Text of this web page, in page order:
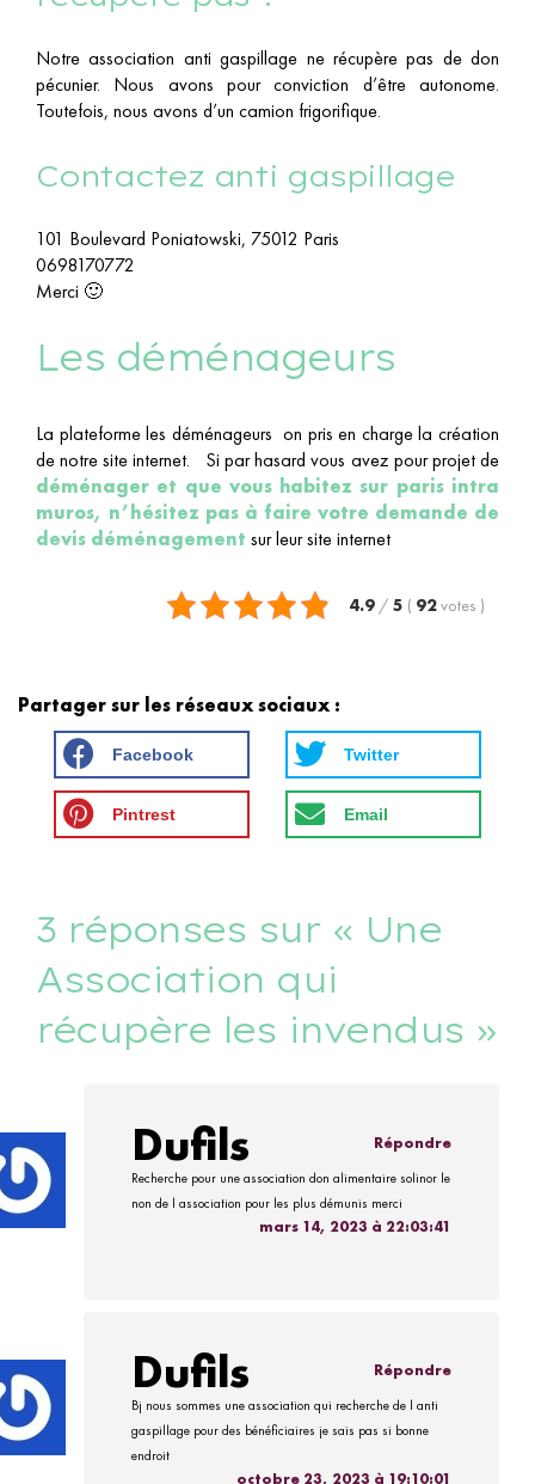
Notre association anti gaspillage ne récupère pas de don
pécunier. Nous avons pour conviction d’être autonome.
Toutefois, nous avons d’un camion frigorifique.
Contactez anti gaspillage
101 Boulevard Poniatowski, 75012 Paris
0698170772
Merci 🙂
les déménageurs
La plateforme les déménageurs on pris en charge la création
de notre site internet. Si par hasard vous avez pour projet de
déménager et que vous habitez sur paris intra
muros, n’hésitez pas à faire votre demande de
devis déménagement sur leur site internet
4.9 / 5 ( 92votes )
Partager sur les réseaux sociaux :
Facebook Twitter
Pintrest Email
3 réponses sur « Une
Association qui
récupère les invendus »
Dufils Répondre
Recherche pour une association don alimentaire solinor le
non de l association pour les plus démunis merci
mars 14, 2023 à 22:03:41
Dufils Répondre
Bj nous sommes une association qui recherche de l anti
gaspillage pour des bénéficiaires je sais pas si bonne
endroit
octobre 23, 2023 à 19:10:01